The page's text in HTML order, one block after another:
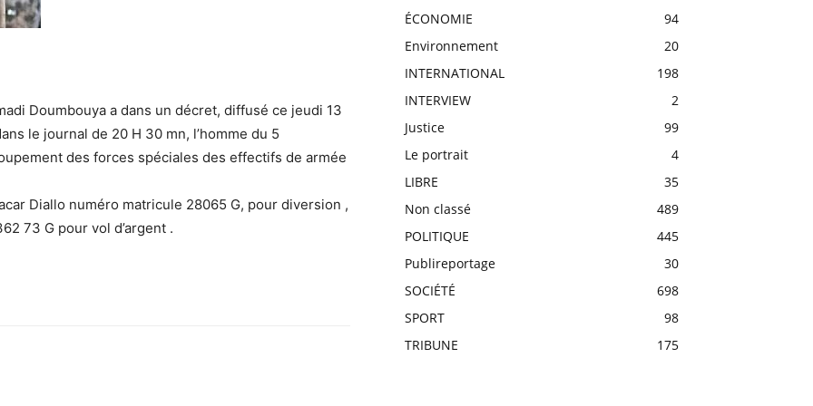
Doumbouya a dans un décret, diffusé ce jeudi 13
le journal de 20 H 30 mn, l’homme du 5
des forces spéciales des effectifs de armée
Diallo numéro matricule 28065 G, pour diversion ,
73 G pour vol d’argent .
ÉCONOMIE
94
Environnement
20
INTERNATIONAL
198
INTERVIEW
2
Justice
99
Le portrait
4
LIBRE
35
Non classé
489
POLITIQUE
445
Publireportage
30
SOCIÉTÉ
698
SPORT
98
TRIBUNE
175